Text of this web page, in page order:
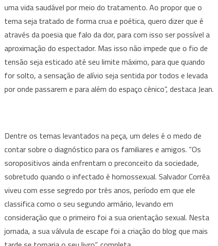
uma vida saudável por meio do tratamento. Ao propor que o
tema seja tratado de forma crua e poética, quero dizer que é
através da poesia que falo da dor, para com isso ser possível a
aproximação do espectador. Mas isso não impede que o fio de
tensão seja esticado até seu limite máximo, para que quando
for solto, a sensação de alívio seja sentida por todos e levada
por onde passarem e para além do espaço cênico”, destaca Jean.
Dentre os temas levantados na peça, um deles é o medo de
contar sobre o diagnóstico para os familiares e amigos. “Os
soropositivos ainda enfrentam o preconceito da sociedade,
sobretudo quando o infectado é homossexual. Salvador Corrêa
viveu com esse segredo por três anos, período em que ele
classifica como o seu segundo armário, levando em
consideração que o primeiro foi a sua orientação sexual. Nesta
jornada, a sua válvula de escape foi a criação do blog que mais